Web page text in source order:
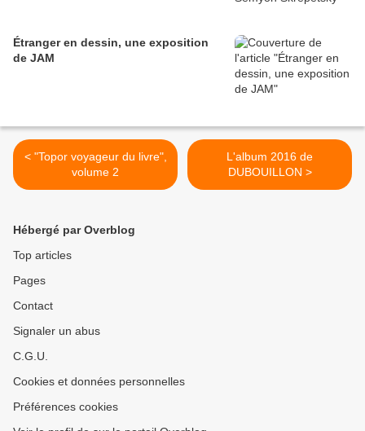
Étranger en dessin, une exposition
de JAM
< "Topor voyageur du livre",
volume 2
L'album 2016 de
DUBOUILLON >
Hébergé par Overblog
Top articles
Pages
Contact
Signaler un abus
C.G.U.
Cookies et données personnelles
Préférences cookies